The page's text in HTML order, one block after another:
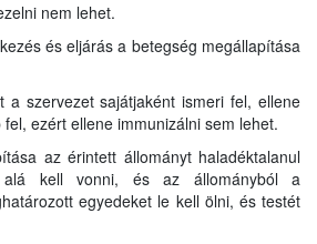
nem lehet.
és eljárás a betegség megállapítása
a szervezet sajátjaként ismeri fel, ellene
ezért ellene immunizálni sem lehet.
az érintett állományt haladéktalanul
alá kell vonni, és az állományból a
egyedeket le kell ölni, és testét